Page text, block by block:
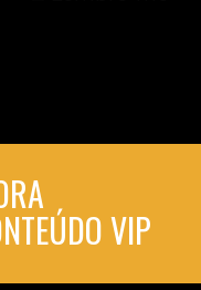
VIP